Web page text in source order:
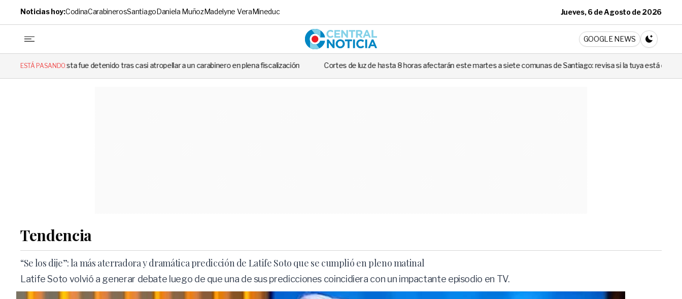
Noticias hoy:CodinaCarabinerosSantiagoDaniela MuñozMadelyne VeraMineduc Jueves, 6 de Agosto de 2026
Central Noticia
GOOGLE NEWS
CAMBIA A
ESTÁ PASANDO:
fue detenido tras casi atropellar a un carabinero en plena fiscalización Cortes de luz de hasta 8 horas afectarán este martes a siete comunas de Santiago: revisa si la tuya está en la lista Codina
Tendencia
“Se los dije”: la más aterradora y dramática predicción de Latife Soto que se cumplió en pleno matinal
Latife Soto volvió a generar debate luego de que una de sus predicciones coincidiera con un impactante episodio en TV.